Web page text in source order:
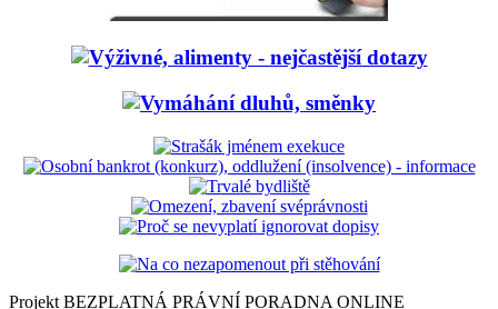
Projekt BEZPLATNÁ PRÁVNÍ PORADNA ONLINE